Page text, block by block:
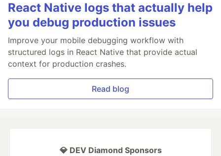
React Native logs that actually help
you debug production issues
Improve your mobile debugging workflow with
structured logs in React Native that provide actual
context for production crashes.
Read blog
💎 DEV Diamond Sponsors